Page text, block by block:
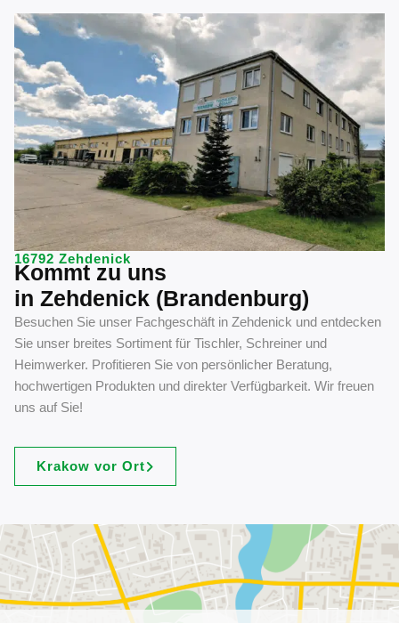
16792 Zehdenick
Kommt zu uns
in Zehdenick (Brandenburg)
Besuchen Sie unser Fachgeschäft in Zehdenick und entdecken
Sie unser breites Sortiment für Tischler, Schreiner und
Heimwerker. Profitieren Sie von persönlicher Beratung,
hochwertigen Produkten und direkter Verfügbarkeit. Wir freuen
uns auf Sie!
Krakow vor Ort